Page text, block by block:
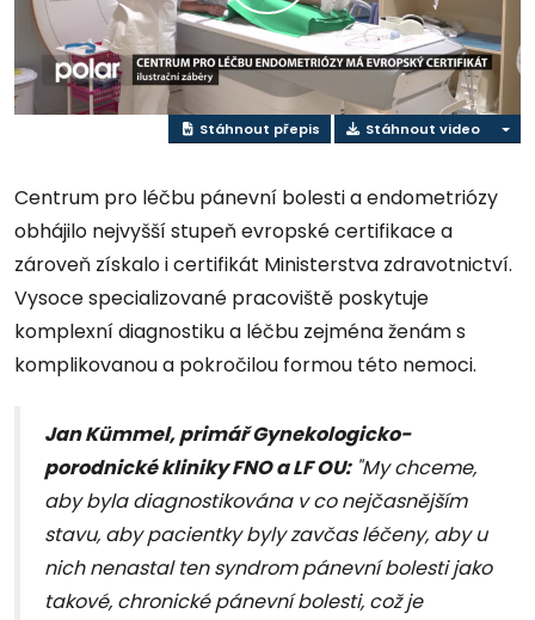
video
Stáhnout přepis Stáhnout video
Centrum pro léčbu pánevní bolesti a endometriózy
obhájilo nejvyšší stupeň evropské certifikace a
zároveň získalo i certifikát Ministerstva zdravotnictví.
Vysoce specializované pracoviště poskytuje
komplexní diagnostiku a léčbu zejména ženám s
komplikovanou a pokročilou formou této nemoci.
Jan Kümmel, primář Gynekologicko-
porodnické kliniky FNO a LF OU:"My chceme,
aby byla diagnostikována v co nejčasnějším
stavu, aby pacientky byly zavčas léčeny, aby u
nich nenastal ten syndrom pánevní bolesti jako
takové, chronické pánevní bolesti, což je